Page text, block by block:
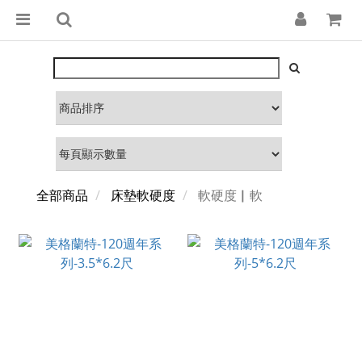
全部商品 床墊軟硬度 軟硬度▏軟